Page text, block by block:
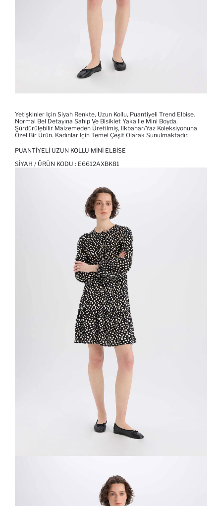
Yetişkinler Için Siyah Renkte, Uzun Kollu, Puantiyeli Trend Elbise.
Normal Bel Detayına Sahip Ve Bisiklet Yaka Ile Mini Boyda.
Sürdürülebilir Malzemeden Üretilmiş, Ilkbahar/yaz Koleksiyonuna
Özel Bir Ürün. Kadınlar Için Temel Çeşit Olarak Sunulmaktadır.
PUANTIYELI UZUN KOLLU MINI ELBISE
SIYAH / ÜRÜN KODU : E6612AXBK81